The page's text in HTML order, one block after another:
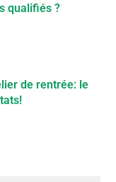
qualifiés ?
de rentrée: le